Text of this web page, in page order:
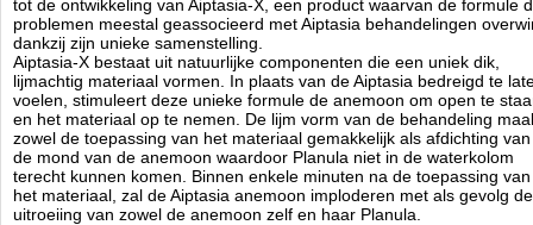
tot de ontwikkeling van Aiptasia-X, een product waarvan de formule
problemen meestal geassocieerd met Aiptasia behandelingen
dankzij zijn unieke samenstelling.
Aiptasia-X bestaat uit natuurlijke componenten die een uniek dik,
lijmachtig materiaal vormen. In plaats van de Aiptasia bedreigd te
voelen, stimuleert deze unieke formule de anemoon om open te
en het materiaal op te nemen. De lijm vorm van de behandeling
zowel de toepassing van het materiaal gemakkelijk als afdichting van
de mond van de anemoon waardoor Planula niet in de waterkolom
terecht kunnen komen. Binnen enkele minuten na de toepassing van
het materiaal, zal de Aiptasia anemoon imploderen met als gevolg de
uitroeiing van zowel de anemoon zelf en haar Planula.